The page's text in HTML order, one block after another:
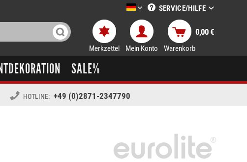
LTT-Versand deutsch
SERVICE/HILFE
Merkzettel Mein Konto Warenkorb
0,00 €
SALE%
HOTLINE: +49 (0)2871-2347790